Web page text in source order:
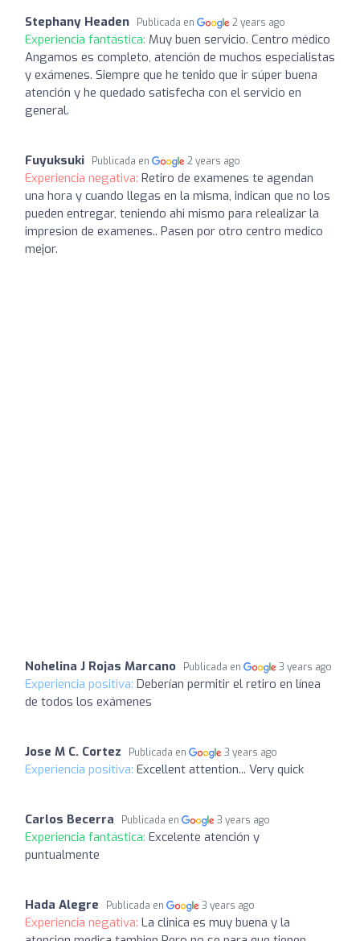
Stephany Headen Publicada en 2 years ago
Experiencia fantástica: Muy buen servicio. Centro médico
Angamos es completo, atención de muchos especialistas
y exámenes. Siempre que he tenido que ir súper buena
atención y he quedado satisfecha con el servicio en
general.
Fuyuksuki Publicada en 2 years ago
Experiencia negativa: Retiro de examenes te agendan
una hora y cuando llegas en la misma, indican que no los
pueden entregar, teniendo ahi mismo para relealizar la
impresion de examenes.. Pasen por otro centro medico
mejor.
Nohelina J Rojas Marcano Publicada en 3 years ago
Experiencia positiva: Deberían permitir el retiro en línea
de todos los exámenes
Jose M C. Cortez Publicada en 3 years ago
Experiencia positiva: Excellent attention... Very quick
Carlos Becerra Publicada en 3 years ago
Experiencia fantástica: Excelente atención y
puntualmente
Hada Alegre Publicada en 3 years ago
Experiencia negativa: La clinica es muy buena y la